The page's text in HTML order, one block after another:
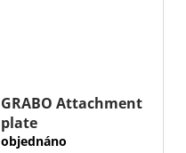
GRABO Attachment
plate
objednáno